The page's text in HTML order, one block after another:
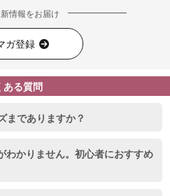
情報をお届け
ガ登録
ある質問
までありますか？
わかりません。初心者におすすめ